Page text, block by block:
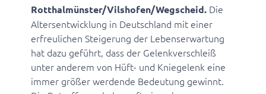
Rotthalmünster/Vilshofen/Wegscheid. Die
Altersentwicklung in Deutschland mit einer
erfreulichen Steigerung der Lebenserwartung
hat dazu geführt, dass der Gelenkverschleiß
unter anderem von Hüft- und Kniegelenk eine
immer größer werdende Bedeutung gewinnt.